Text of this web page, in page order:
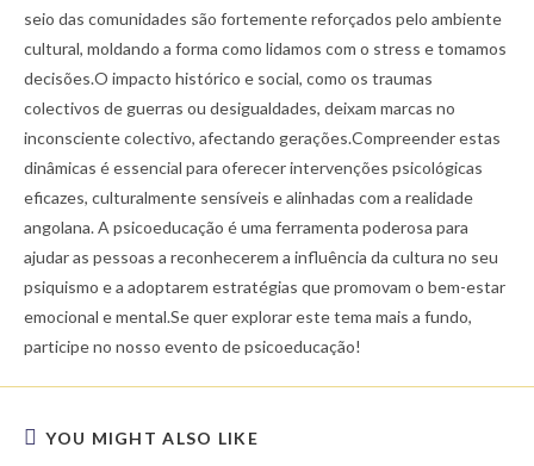
seio das comunidades são fortemente reforçados pelo ambiente
cultural, moldando a forma como lidamos com o stress e tomamos
decisões.O impacto histórico e social, como os traumas
colectivos de guerras ou desigualdades, deixam marcas no
inconsciente colectivo, afectando gerações.Compreender estas
dinâmicas é essencial para oferecer intervenções psicológicas
eficazes, culturalmente sensíveis e alinhadas com a realidade
angolana. A psicoeducação é uma ferramenta poderosa para
ajudar as pessoas a reconhecerem a influência da cultura no seu
psiquismo e a adoptarem estratégias que promovam o bem-estar
emocional e mental.Se quer explorar este tema mais a fundo,
participe no nosso evento de psicoeducação!
YOU MIGHT ALSO LIKE